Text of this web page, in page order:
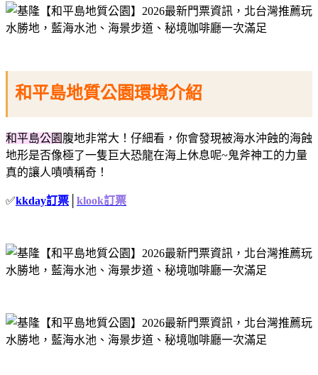
和平島地質公園環境介紹
和平島公園 腹地非常大！仔細看，你會發現被海水沖蝕的海蝕
地形是否像極了一隻巨大恐龍在海上休息呢~鬼斧神工的力量
真的讓人嘖嘖稱奇！
✅kkday訂票 klook訂票